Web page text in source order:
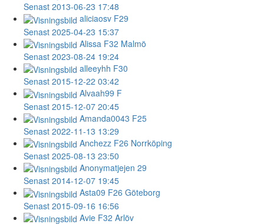
Senast 2013-06-23 17:48
aliciaosv F29
Senast 2025-04-23 15:37
Alissa F32 Malmö
Senast 2023-08-24 19:24
alleeyhh F30
Senast 2015-12-22 03:42
Alvaah99 F
Senast 2015-12-07 20:45
Amanda0043 F25
Senast 2022-11-13 13:29
Anchezz F26 Norrköping
Senast 2025-08-13 23:50
Anonymatjejen 29
Senast 2014-12-07 19:45
Asta09 F26 Göteborg
Senast 2015-09-16 16:56
Avie F32 Arlöv